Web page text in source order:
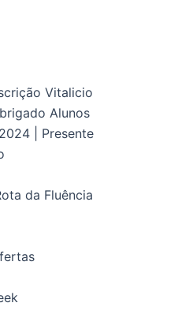
Vitalicio
Alunos
| Presente
da Fluência